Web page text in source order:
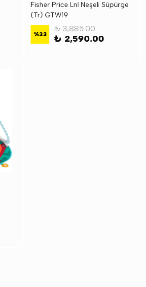
Fisher Price Lnl Neşeli Süpürge
(Tr) GTW19
%33
₺ 3,885.00
₺ 2,590.00